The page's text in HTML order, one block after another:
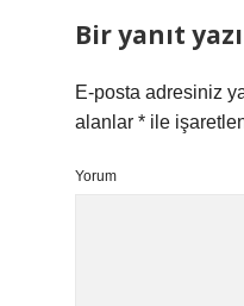
Bir yanıt
E-posta adresiniz
alanlar * ile
Yorum